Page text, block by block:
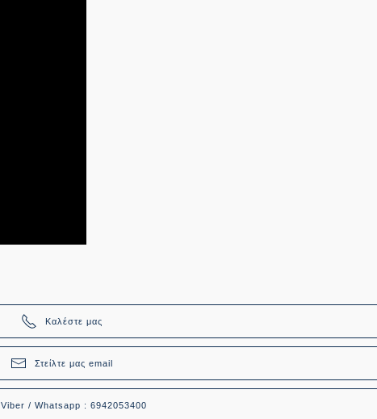
Καλέστε μας
Στείλτε μας email
Viber / Whatsapp : 6942053400